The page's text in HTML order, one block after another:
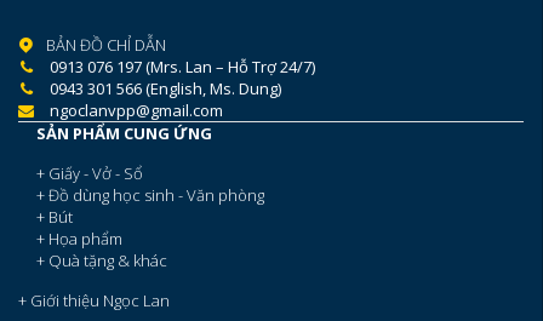
BẢN ĐỒ CHỈ DẪN
0913 076 197 (Mrs. Lan – Hỗ Trợ 24/7)
0943 301 566 (English, Ms. Dung)
ngoclanvpp@gmail.com
SẢN PHẨM CUNG ỨNG
+ Giấy - Vở - Sổ
+ Đồ dùng học sinh - Văn phòng
+ Bút
+ Họa phẩm
+ Quà tặng & khác
+ Giới thiệu Ngọc Lan